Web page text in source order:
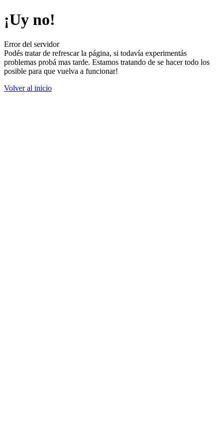
¡Uy no!
Error del servidor
Podés tratar de refrescar la página, si todavía experimentás
problemas probá mas tarde. Estamos tratando de se hacer todo los
posible para que vuelva a funcionar!
Volver al inicio